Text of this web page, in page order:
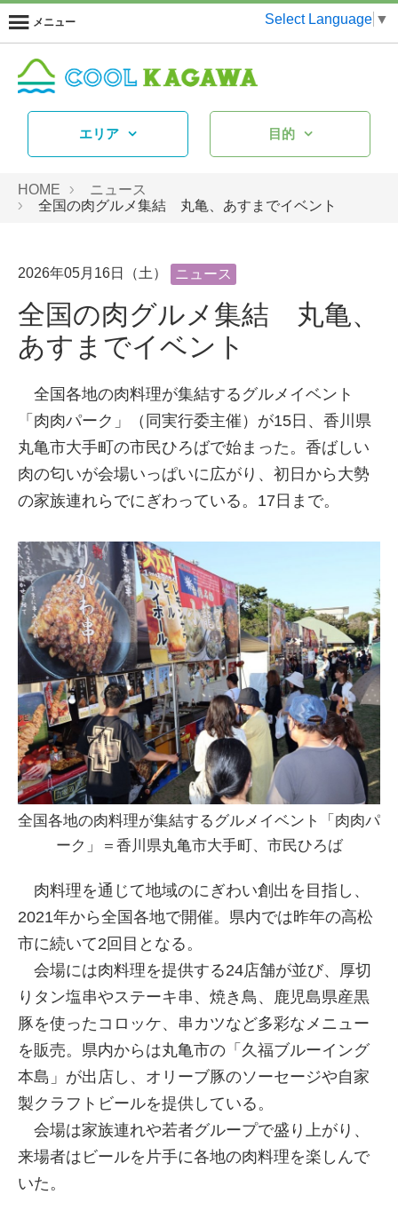
メニュー Select Language ▼
エリア 目的
HOME
ニュース
全国の肉グルメ集結 丸亀、あすまでイベント
2026年05月16日（土） ニュース
全国の肉グルメ集結 丸亀、
あすまでイベント
全国各地の肉料理が集結するグルメイベント
「肉肉パーク」（同実行委主催）が15日、香川県
丸亀市大手町の市民ひろばで始まった。香ばしい
肉の匂いが会場いっぱいに広がり、初日から大勢
の家族連れらでにぎわっている。17日まで。
全国各地の肉料理が集結するグルメイベント「肉肉パ
ーク」＝香川県丸亀市大手町、市民ひろば
肉料理を通じて地域のにぎわい創出を目指し、
2021年から全国各地で開催。県内では昨年の高松
市に続いて2回目となる。
会場には肉料理を提供する24店舗が並び、厚切
りタン塩串やステーキ串、焼き鳥、鹿児島県産黒
豚を使ったコロッケ、串カツなど多彩なメニュー
を販売。県内からは丸亀市の「久福ブルーイング
本島」が出店し、オリーブ豚のソーセージや自家
製クラフトビールを提供している。
会場は家族連れや若者グループで盛り上がり、
来場者はビールを片手に各地の肉料理を楽しんで
いた。